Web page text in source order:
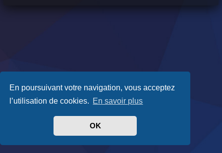
En poursuivant votre navigation, vous acceptez
l’utilisation de cookies. En savoir plus
OK